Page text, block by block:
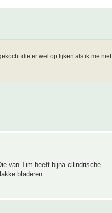
die er wel op lijken als ik me niet
van Tim heeft bijna cilindrische
bladeren.